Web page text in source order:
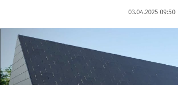
Data publikacji:
03.04.2025 09:50 |
Kliknij, aby powiększyć